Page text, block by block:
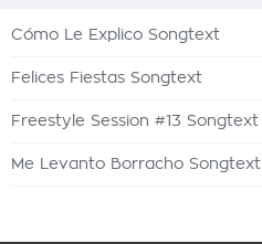
Cómo Le Explico Songtext
Felices Fiestas Songtext
Freestyle Session #13 Songtext
Me Levanto Borracho Songtext